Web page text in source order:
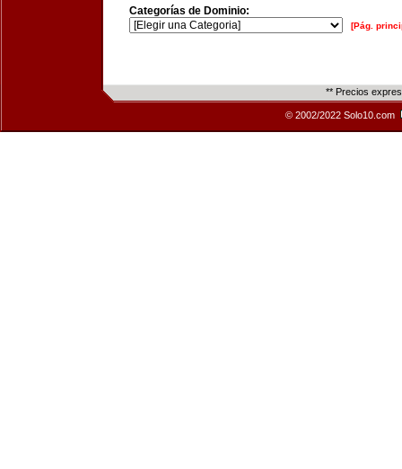
Categorías de Dominio:
[Pág.
** Precios
© 2002/2022 Solo10.com